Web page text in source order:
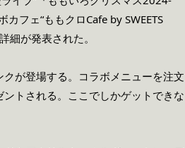
カフェ“ももクロCafe by SWEETS
細が発表された。
が登場する。 コラボメニューを注⽂
トされる。ここでしかゲットできな